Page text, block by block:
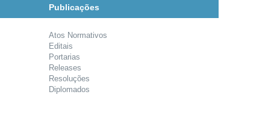
Publicações
Atos Normativos
Editais
Portarias
Releases
Resoluções
Diplomados